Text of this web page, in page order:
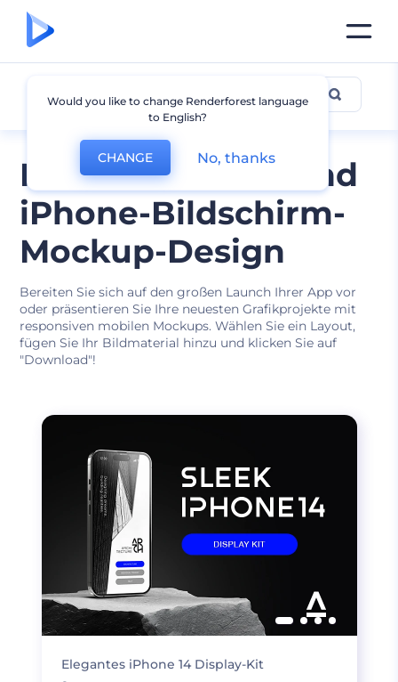
Modernes iPad- und
iPhone-Bildschirm-
Mockup-Design
Bereiten Sie sich auf den großen Launch Ihrer App vor
oder präsentieren Sie Ihre neuesten Grafikprojekte mit
responsiven mobilen Mockups. Wählen Sie ein Layout,
fügen Sie Ihr Bildmaterial hinzu und klicken Sie auf
"Download"!
iPhone Mockup
Elegantes iPhone 14 Display-Kit
Would you like to change Renderforest language
to English?
CHANGE No, thanks